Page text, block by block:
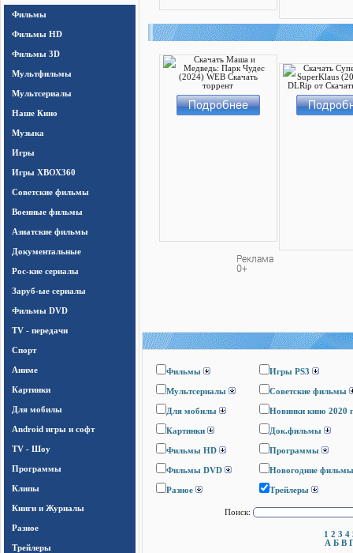
Фильмы
Фильмы HD
Фильмы 3D
Мультфильмы
Мультсериалы
Наше Кино
Музыка
Игры
Игры ХВОХ360
Cоветские фильмы
Военные фильмы
Азиатские фильмы
Документальные
Рос-кие сериалы
Заруб-ые сериалы
Фильмы DVD
TV - передачи
Спорт
Аниме
Картинки
Для мобилы
Android игры и софт
TV - Шоу
Программы
Клипы
Книги и Журналы
Разное
Трейлеры
Фильмы Игры PS3
Мультсериалы Cоветские фильмы
Для мобилы Новинки кино 2020
Картинки Док.фильмы
Фильмы HD Программы
Фильмы DVD Новогодние фильмы
Разное Трейлеры
Поиск:
1 2 3 4
А Б В